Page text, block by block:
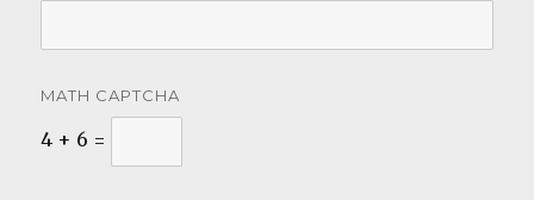
MATH CAPTCHA
4 + 6 =